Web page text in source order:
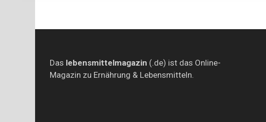
Das lebensmittelmagazin (.de) ist das Online-
Magazin zu Ernährung & Lebensmitteln.